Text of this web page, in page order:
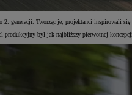
2. generacji. Tworząc je, projektanci inspirowali
produkcyjny był jak najbliższy pierwotnej